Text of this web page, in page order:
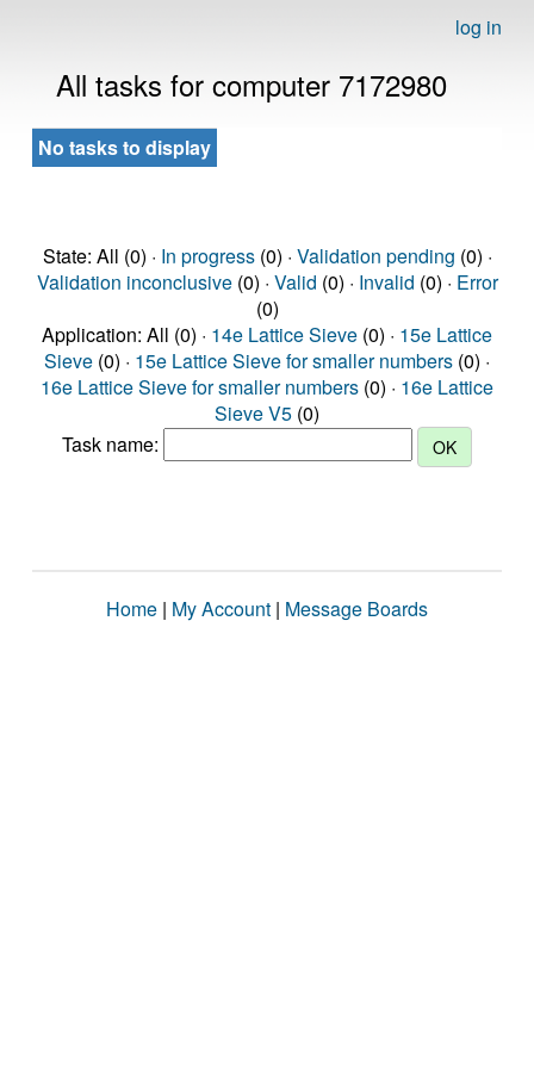
log in
All tasks for computer 7172980
No tasks to display
State: All (0) · In progress(0) · Validation pending (0) ·
Validation inconclusive(0) · Valid (0) · Invalid (0) · Error
(0)
Application: All (0) · 14e Lattice Sieve (0) · 15e Lattice
Sieve (0) · 15e Lattice Sieve for smaller numbers (0) ·
16e Lattice Sieve for smaller numbers (0) · 16e Lattice
Sieve V5 (0)
Task name:
Home | My Account | Message Boards